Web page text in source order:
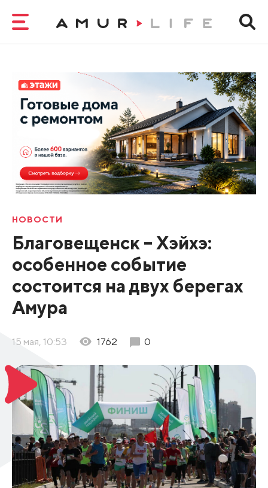
НОВОСТИ
Благовещенск – Хэйхэ:
особенное событие
состоится на двух берегах
Амура
15 мая, 10:53 1762 0